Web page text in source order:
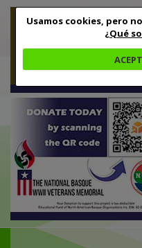
Usamos cookies, pero
¿Qué